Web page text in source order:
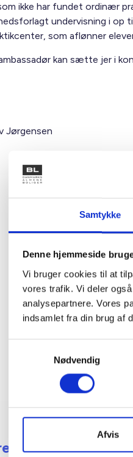
Samtykke
Denne hjemmeside
Vi bruger cookies til at
vores trafik. Vi deler
analysepartnere. Vores
indsamlet fra din brug af
Nødvendig
Afvis
ikke har fundet ordinær
undervisning i op
som aflønner
kan sætte jer i
Jørgensen
Kontakt
Tlf:
indhold